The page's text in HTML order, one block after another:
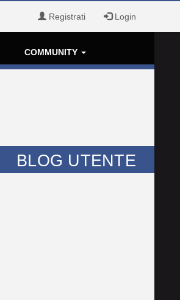
Registrati Login
COMMUNITY
BLOG UTENTE